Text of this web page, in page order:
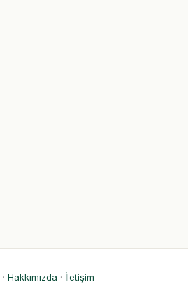
· Hakkımızda · İletişim